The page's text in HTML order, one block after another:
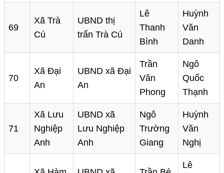
69
Xã Trà
Cú
UBND thị
trấn Trà Cú
Lê
Thanh
Bình
Huỳnh
Văn
Danh
70
Xã Đại
An
UBND xã Đại
An
Trần
Văn
Phong
Ngô
Quốc
Thạnh
71
Xã Lưu
Nghiệp
Anh
UBND xã
Lưu Nghiệp
Anh
Ngô
Trường
Giang
Huỳnh
Văn
Nghị
Lê